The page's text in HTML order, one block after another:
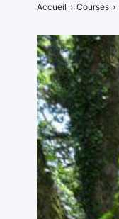
Accueil › Courses ›